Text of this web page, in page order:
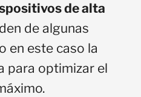
de alta
de algunas
en este caso la
para optimizar el